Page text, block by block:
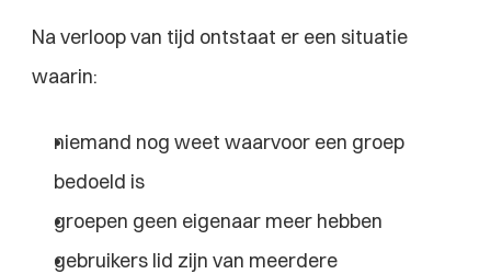
Na verloop van tijd ontstaat er een situatie
waarin:
niemand nog weet waarvoor een groep
bedoeld is
groepen geen eigenaar meer hebben
gebruikers lid zijn van meerdere